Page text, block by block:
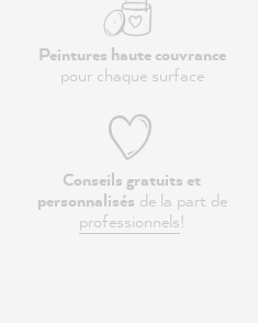
Peintures haute couvrance
pour chaque surface
Conseils gratuits et
personnalisés de la part de
professionnels!